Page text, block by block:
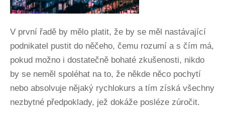
V první řadě by mělo platit, že by se měl nastávající
podnikatel pustit do něčeho, čemu rozumí a s čím má,
pokud možno i dostatečně bohaté zkušenosti, nikdo
by se neměl spoléhat na to, že někde něco pochytí
nebo absolvuje nějaký rychlokurs a tím získá všechny
nezbytné předpoklady, jež dokáže posléze zúročit.